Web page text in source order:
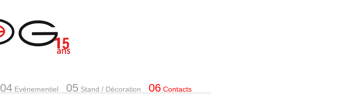
04Evénementiel 05Stand / Décoration 06Contacts